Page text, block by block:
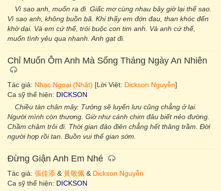
Vì sao anh, muốn ra đi. Giấc mơ cùng nhau bây giờ lại thế sao.
Vì sao anh, không buồn bã. Khi thấy em đớn đau, than khóc đến
khờ dại. Và em cứ thế, trói buộc con tim anh. Và anh cứ thế,
muốn tình yêu qua nhanh. Anh gạt đi.
Chỉ Muốn Ôm Anh Mà Sống Tháng Ngày An Nhiên
Tác giả: Nhạc Ngoại (Nhật) [Lời Việt: Dickson Nguyễn]
Ca sỹ thể hiện: DICKSON
Chiều tàn chân mây. Tưởng sẽ luyến lưu cũng chẳng ở lại.
Người mình còn thương. Giờ như cánh chim đâu biết nẻo đường.
Chầm chậm trôi đi. Thời gian đảo điên chẳng hết thăng trầm. Đời
người hợp rồi tan. Buồn vui thế gian sớm.
Đừng Giận Anh Em Nhé
Tác giả: 張佳添 & 黃敬佩 & Dickson Nguyễn
Ca sỹ thể hiện: DICKSON